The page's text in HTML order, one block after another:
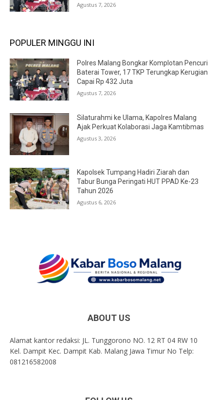
Agustus 7, 2026
POPULER MINGGU INI
Polres Malang Bongkar Komplotan Pencuri
Baterai Tower, 17 TKP Terungkap Kerugian
Capai Rp 432 Juta
Agustus 7, 2026
Silaturahmi ke Ulama, Kapolres Malang
Ajak Perkuat Kolaborasi Jaga Kamtibmas
Agustus 3, 2026
Kapolsek Tumpang Hadiri Ziarah dan
Tabur Bunga Peringati HUT PPAD Ke-23
Tahun 2026
Agustus 6, 2026
ABOUT US
Alamat kantor redaksi: JL. Tunggorono NO. 12 RT 04 RW 10
Kel. Dampit Kec. Dampit Kab. Malang Jawa Timur No Telp:
081216582008